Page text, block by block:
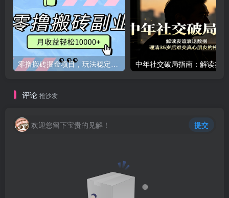
零撸搬砖掘金项目，玩法稳定普通人可落地的长期副业，月收益轻松10000+
评论 抢沙发
欢迎您留下宝贵的见解！ 提交